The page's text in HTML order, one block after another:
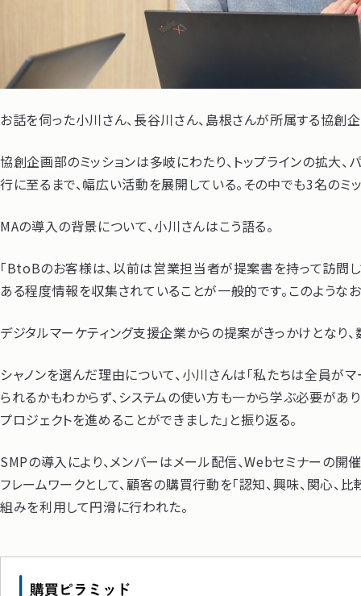
お話を伺った小川さん、長谷川さん、島根さんが所属する協創
協創企画部のミッションは多岐にわたり、トップラインの拡大
行に至るまで、幅広い活動を展開している。その中でも3名の
MAの導入の背景について、小川さんはこう語る。
「BtoBのお客様は、以前は営業担当者が提案書を持って訪問
ある程度情報を収集されていることが一般的です。このような
デジタルマーケティング支援企業からの提案がきっかけとなり
シャノンを選んだ理由について、小川さんは「私たちは全員が
られるかもわからず、システムの使い方も一から学ぶ必要があ
プロジェクトを進めることができました」と振り返る。
SMPの導入により、メンバーはメール配信、Webセミナーの開
フレームワークとして、顧客の購買行動を「認知、興味、関心、
組みを利用して円滑に行われた。